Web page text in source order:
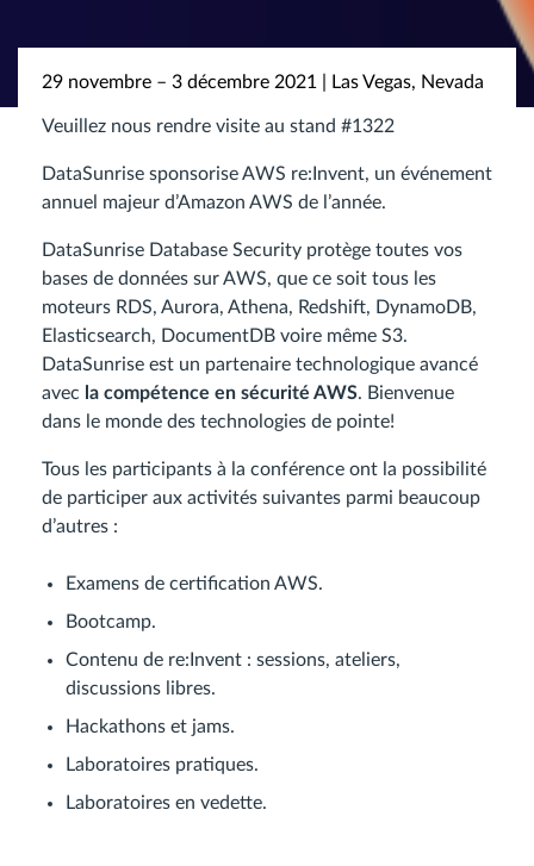
29 novembre – 3 décembre 2021 | Las Vegas, Nevada
Veuillez nous rendre visite au stand #1322
DataSunrise sponsorise AWS re:Invent, un événement
annuel majeur d’Amazon AWS de l’année.
DataSunrise Database Security protège toutes vos
bases de données sur AWS, que ce soit tous les
moteurs RDS, Aurora, Athena, Redshift, DynamoDB,
Elasticsearch, DocumentDB voire même S3.
DataSunrise est un partenaire technologique avancé
avec la compétence en sécurité AWS. Bienvenue
dans le monde des technologies de pointe!
Tous les participants à la conférence ont la possibilité
de participer aux activités suivantes parmi beaucoup
d’autres :
Examens de certification AWS.
Bootcamp.
Contenu de re:Invent : sessions, ateliers,
discussions libres.
Hackathons et jams.
Laboratoires pratiques.
Laboratoires en vedette.